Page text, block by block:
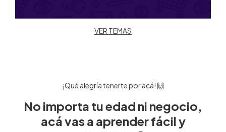
VER TEMAS
¡Qué alegría tenerte por acá! 🙌
No importa tu edad ni negocio,
acá vas a aprender fácil y